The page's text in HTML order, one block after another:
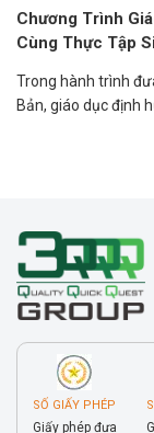
Chương Trình
Cùng Thực Tập
Trong hành trình
Bản, giáo dục định
SỐ GIẤY PHÉP
Giấy phép đưa